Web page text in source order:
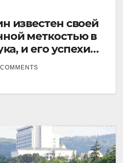
известен своей
меткостью в
и его успехи
в
крае.